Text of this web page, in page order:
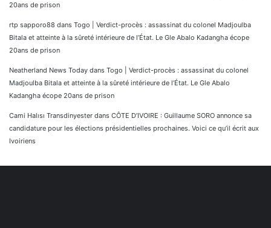
20ans de prison
rtp sapporo88 dans Togo | Verdict-procès : assassinat du colonel Madjoulba
Bitala et atteinte à la sûreté intérieure de l’État. Le Gle Abalo Kadangha écope
20ans de prison
Neatherland News Today dans Togo | Verdict-procès : assassinat du colonel
Madjoulba Bitala et atteinte à la sûreté intérieure de l’État. Le Gle Abalo
Kadangha écope 20ans de prison
Cami Halısı Transdinyester dans CÔTE D’IVOIRE : Guillaume SORO annonce sa
candidature pour les élections présidentielles prochaines. Voici ce qu’il écrit aux
Ivoiriens